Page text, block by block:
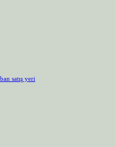
satış yeri